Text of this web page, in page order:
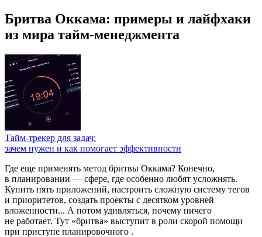
Бритва Оккама: примеры и лайфхаки
из мира тайм-менеджмента
Тайм-трекер для задач:
зачем нужен и как помогает эффективности
Где еще применять метод бритвы Оккама? Конечно,
в планировании — сфере, где особенно любят усложнять.
Купить пять приложений, настроить сложную систему тегов
и приоритетов, создать проекты с десятком уровней
вложенности... А потом удивляться, почему ничего
не работает. Тут «бритва» выступит в роли скорой помощи
при приступе планировочного .